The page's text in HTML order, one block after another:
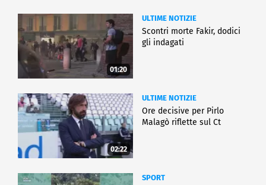
01:20
ULTIME NOTIZIE
Scontri morte Fakir, dodici
gli indagati
02:22
ULTIME NOTIZIE
Ore decisive per Pirlo
Malagò riflette sul Ct
SPORT